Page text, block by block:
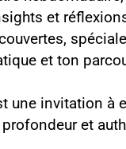
et
et ton
une invitation à
profondeur et